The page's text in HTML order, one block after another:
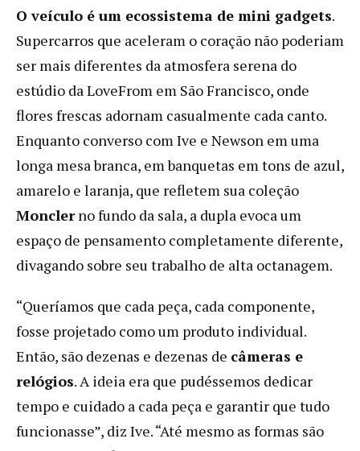
O veículo é um ecossistema de mini gadgets.
Supercarros que aceleram o coração não poderiam
ser mais diferentes da atmosfera serena do
estúdio da LoveFrom em São Francisco, onde
flores frescas adornam casualmente cada canto.
Enquanto converso com Ive e Newson em uma
longa mesa branca, em banquetas em tons de azul,
amarelo e laranja, que refletem sua coleção
Monclerno fundo da sala, a dupla evoca um
espaço de pensamento completamente diferente,
divagando sobre seu trabalho de alta octanagem.
“Queríamos que cada peça, cada componente,
fosse projetado como um produto individual.
Então, são dezenas e dezenas de câmeras e
relógios. A ideia era que pudéssemos dedicar
tempo e cuidado a cada peça e garantir que tudo
funcionasse”, diz Ive. “Até mesmo as formas são